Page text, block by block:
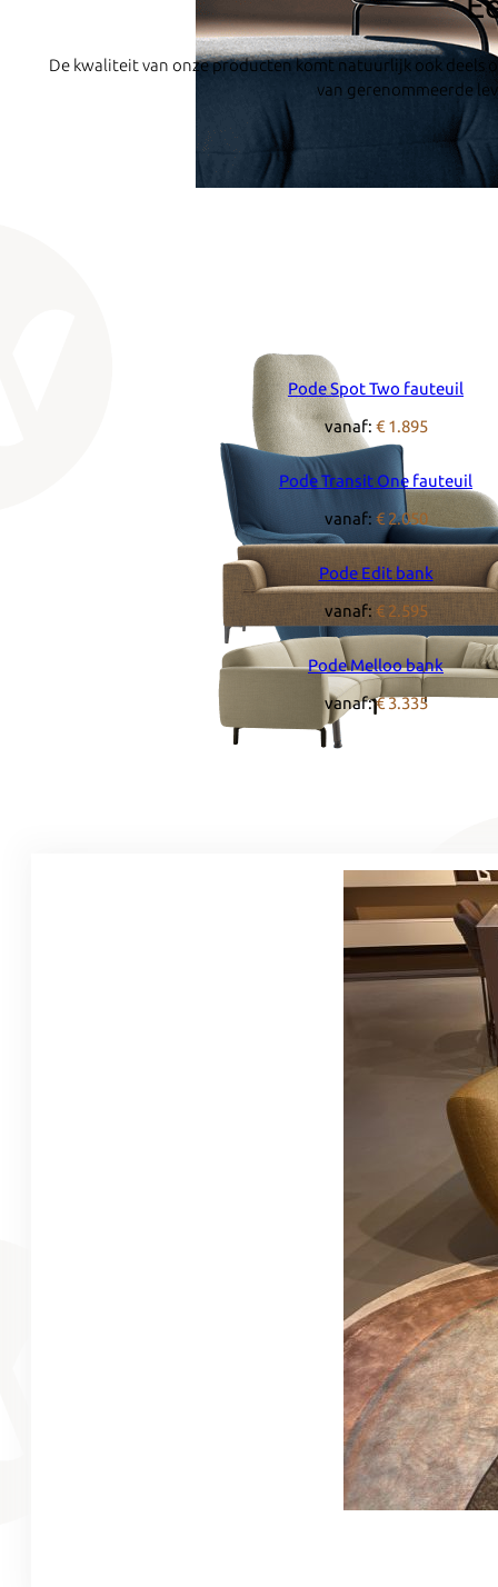
De kwaliteit van onze producten komt natuurlijk ook deels
van gerenommeerde
Pode Spot Two fauteuil
vanaf: € 1.895
Pode Transit One fauteuil
vanaf: € 2.050
Pode Edit bank
vanaf: € 2.595
Pode Melloo bank
vanaf:€ 3.335